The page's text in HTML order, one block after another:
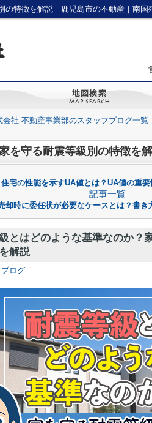
特徴を解説｜鹿児島市の不動産｜南国
会社 不動産事業部のスタッフブログ一覧
を守る耐震等級別の特徴を
宅の性能を示すUA値とは？UA値の重要
記事一覧
却時に委任状が必要なケースとは？書
とはどのような基準なのか？
解説
ブログ